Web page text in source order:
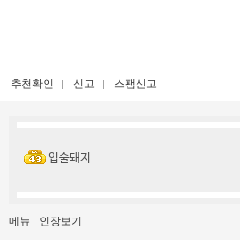
추천확인 신고 스팸신고
입술돼지
메뉴 인장보기